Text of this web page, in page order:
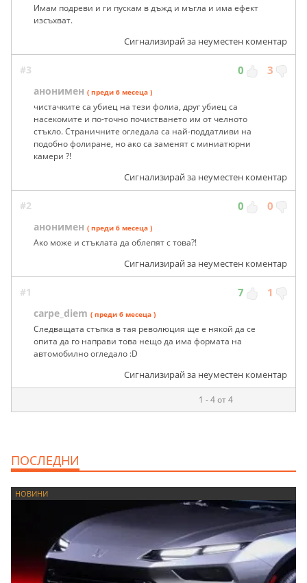
Имам подреви и ги пускам в дъжд и мъгла и има ефект
изсъхват.
Сигнализирай за неуместен коментар
#3 0 3
анонимен ( преди 6 месеца )
чистачките са убиец на тези фолиа, друг убиец са
насекомите и по-точно почистването им от челното
стъкло. Страничните огледала са най-поддатливи на
подобно фолиране, но ако са заменят с миниатюрни
камери ?!
Сигнализирай за неуместен коментар
#2 0 0
анонимен ( преди 6 месеца )
Ако може и стъклата да облепят с това?!
Сигнализирай за неуместен коментар
#1 7 1
carpe_diem ( преди 6 месеца )
Следващата стъпка в тая революция ще е някой да се
опита да го направи това нещо да има формата на
автомобилно огледало :D
Сигнализирай за неуместен коментар
1 - 4 от 4
ПОСЛЕДНИ
НОВИНИ